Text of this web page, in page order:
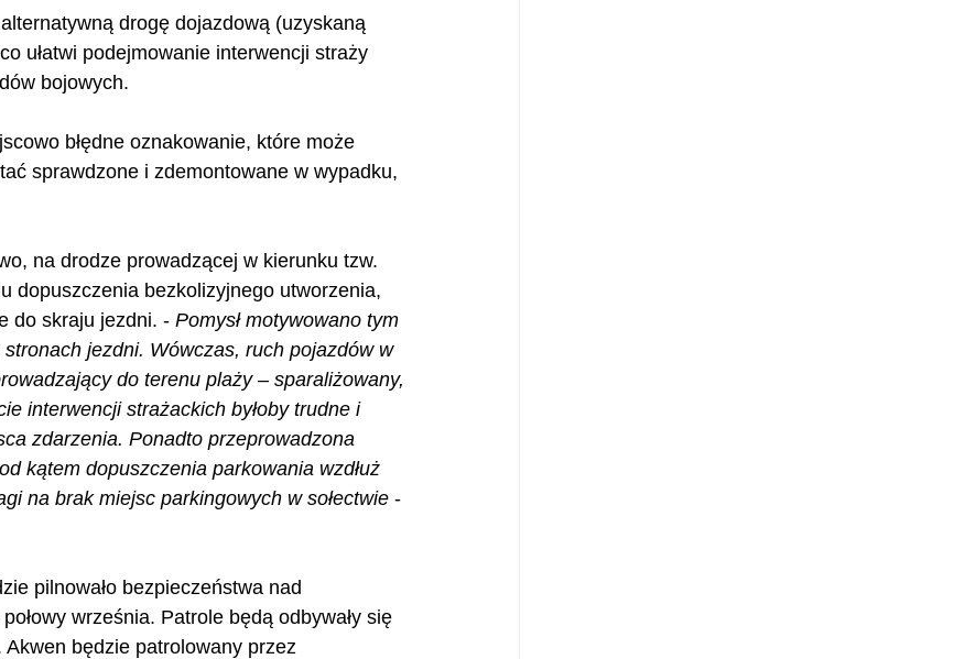
drogę dojazdową (uzyskaną
ułatwi podejmowanie interwencji straży
bojowych.
błędne oznakowanie, które może
sprawdzone i zdemontowane w wypadku,
na drodze prowadzącej w kierunku tzw.
dopuszczenia bezkolizyjnego utworzenia,
do skraju jezdni. - Pomysł motywowano tym
jezdni. Wówczas, ruch pojazdów w
do terenu plaży – sparaliżowany,
interwencji strażackich byłoby trudne i
zdarzenia. Ponadto przeprowadzona
kątem dopuszczenia parkowania wzdłuż
na brak miejsc parkingowych w sołectwie -
pilnowało bezpieczeństwa nad
września. Patrole będą odbywały się
Akwen będzie patrolowany przez